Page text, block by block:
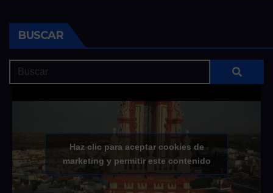
BUSCAR
Haz clic para aceptar cookies de
marketing y permitir este contenido